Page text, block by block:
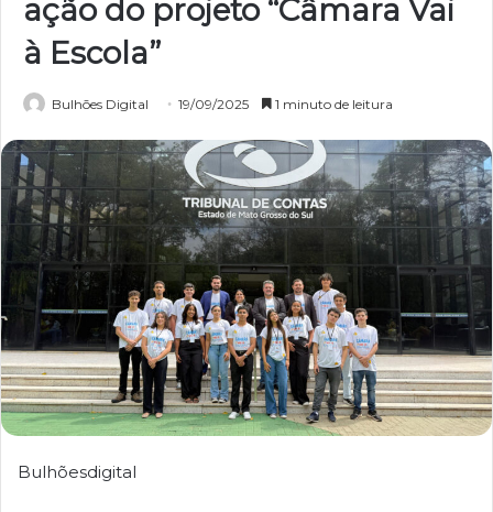
ação do projeto “Câmara Vai
à Escola”
Bulhões Digital 19/09/2025 1 minuto de leitura
Bulhõesdigital